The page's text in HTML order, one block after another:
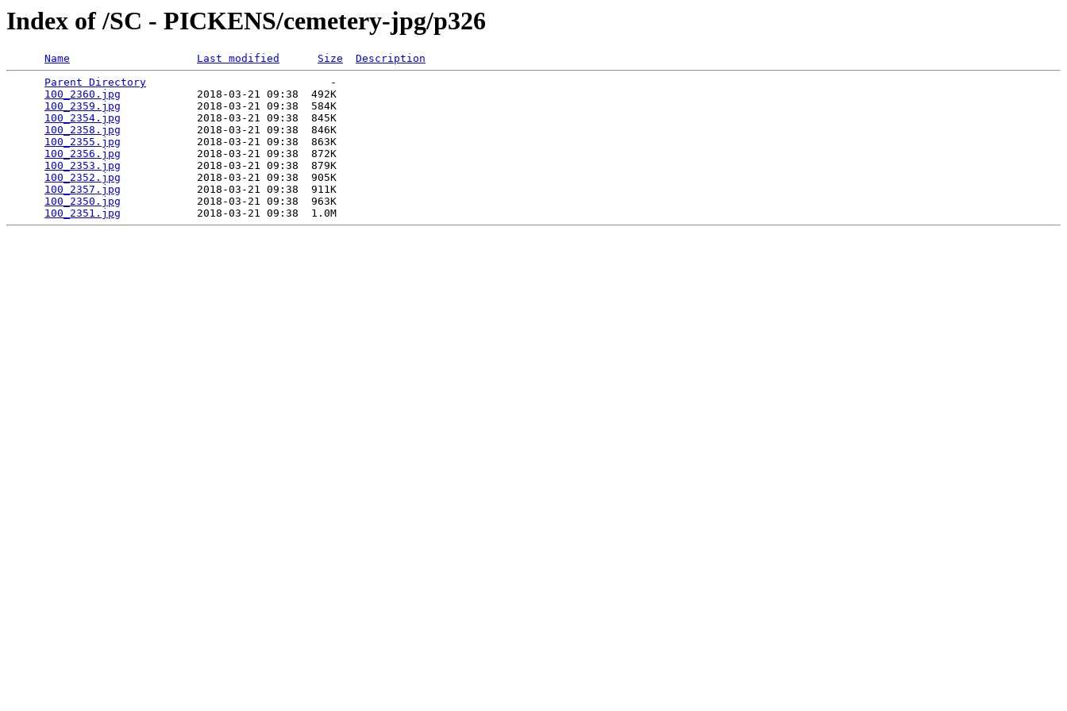
Index of /SC - PICKENS/cemetery-jpg/p326
Name Last modified Size
Description
Parent Directory
                             -
100_2360.jpg
            2018-03-21 09:38  492K
100_2359.jpg
            2018-03-21 09:38  584K
100_2354.jpg
            2018-03-21 09:38  845K
100_2358.jpg
            2018-03-21 09:38  846K
100_2355.jpg
            2018-03-21 09:38  863K
100_2356.jpg
            2018-03-21 09:38  872K
100_2353.jpg
            2018-03-21 09:38  879K
100_2352.jpg
            2018-03-21 09:38  905K
100_2357.jpg
            2018-03-21 09:38  911K
100_2350.jpg
            2018-03-21 09:38  963K
100_2351.jpg